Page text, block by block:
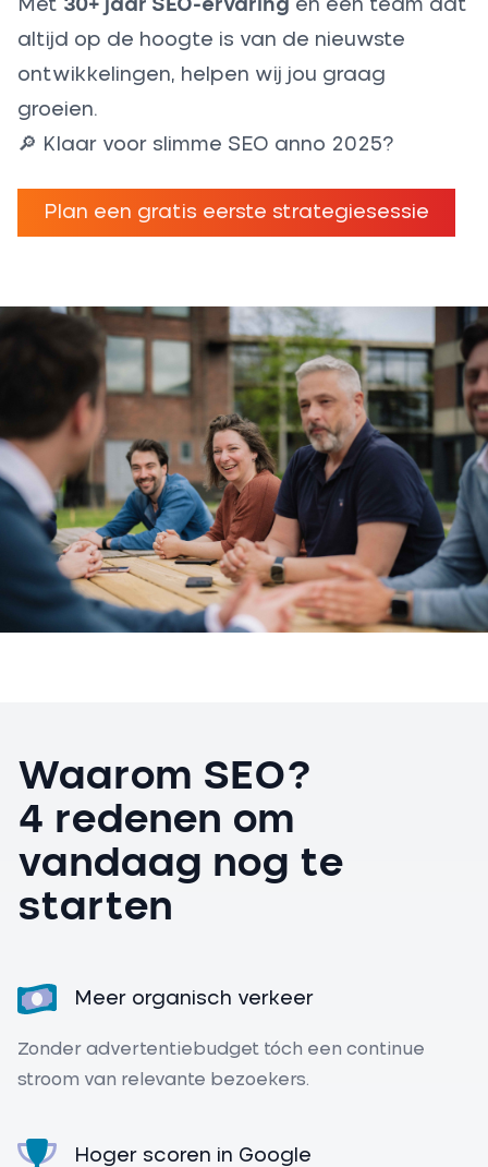
Met 30+ jaar SEO-ervaring en een team dat
altijd op de hoogte is van de nieuwste
ontwikkelingen, helpen wij jou graag
groeien.
🔎 Klaar voor slimme SEO anno 2025?
Plan een gratis eerste strategiesessie
Waarom SEO?
4 redenen om
vandaag nog te
starten
Meer organisch verkeer
Zonder advertentiebudget tóch een continue
stroom van relevante bezoekers.
Hoger scoren in Google